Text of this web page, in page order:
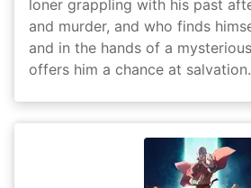
loner grappling with his past
and murder, and who finds
and in the hands of a
offers him a chance at salvation.